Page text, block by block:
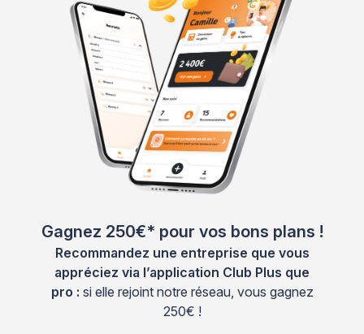
Gagnez 250€* pour vos bons plans !
Recommandez une entreprise que vous
appréciez via l’application Club Plus que
pro : si elle rejoint notre réseau, vous gagnez
250€ !